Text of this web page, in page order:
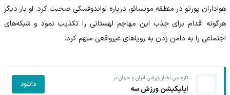
هواداران پورتو در منطقه مونسائو، درباره لواندوفسکی صحبت کرد. او بار دیگر
هرگونه اقدام برای جذب این مهاجم لهستانی را تکذیب نمود و شبکه‌های
اجتماعی را به دامن زدن به رویاهای غیرواقعی متهم کرد.
تازه‌ترین اخبار ورزشی ایران و جهان در
اپلیکیشن ورزش سه دانلود